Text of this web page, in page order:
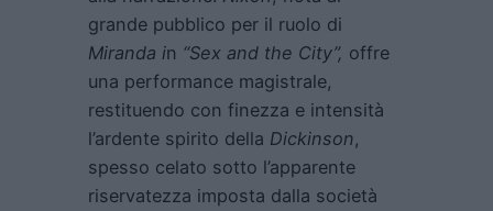
grande pubblico per il ruolo di
Miranda in “Sex and the City”, offre
una performance magistrale,
restituendo con finezza e intensità
l’ardente spirito della Dickinson,
spesso celato sotto l’apparente
riservatezza imposta dalla società